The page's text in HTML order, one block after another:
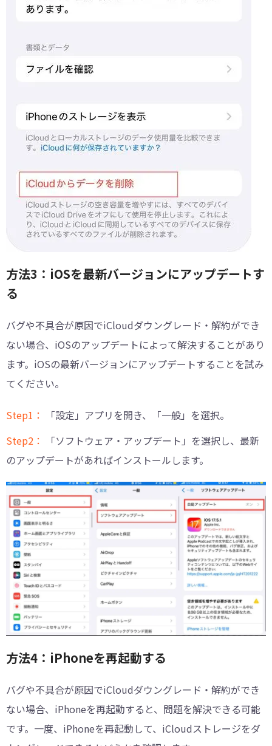
方法3：iOSを最新バージョンにアップデートす
る
バグや不具合が原因でiCloudダウングレード・解約ができ
ない場合、iOSのアップデートによって解決することがあり
ます。iOSの最新バージョンにアップデートすることを試み
てください。
Step1：
「設定」アプリを開き、「一般」を選択。
Step2：
「ソフトウェア・アップデート」を選択し、最新
のアップデートがあればインストールします。
方法4：iPhoneを再起動する
バグや不具合が原因でiCloudダウングレード・解約ができ
ない場合、iPhoneを再起動すると、問題を解決できる可能
です。一度、iPhoneを再起動して、iCloudストレージをダ